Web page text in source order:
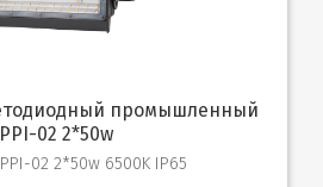
PPI-02 2*50w
PPI-02 2*50w 6500K IP65